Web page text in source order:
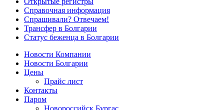
Справочная информация
Спрашивали? Отвечаем!
Трансфер в Болгарии
Статус беженца в Болгарии
Новости Компании
Новости Болгарии
Цены
Прайс лист
Контакты
Паром